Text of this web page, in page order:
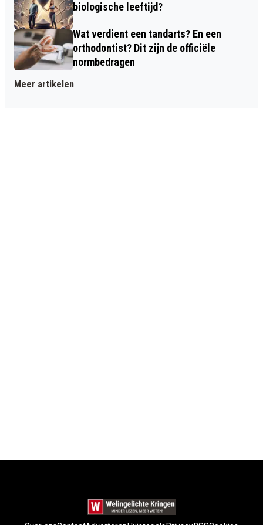
biologische leeftijd?
Wat verdient een tandarts? En een
orthodontist? Dit zijn de officiële
normbedragen
Meer artikelen